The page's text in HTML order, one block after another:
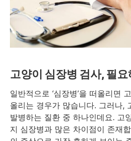
고양이 심장병 검사, 필
일반적으로 ‘심장병’을 떠올리면
올리는 경우가 많습니다. 그러나,
발병하는 질환 중 하나인데요. 고
지 심장병과 많은 차이점이 존재